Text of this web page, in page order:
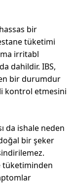
bir
tüketimi
irritabl
dahildir. IBS,
bir durumdur
kontrol etmesini
da ishale neden
bir şeker
tüketiminden